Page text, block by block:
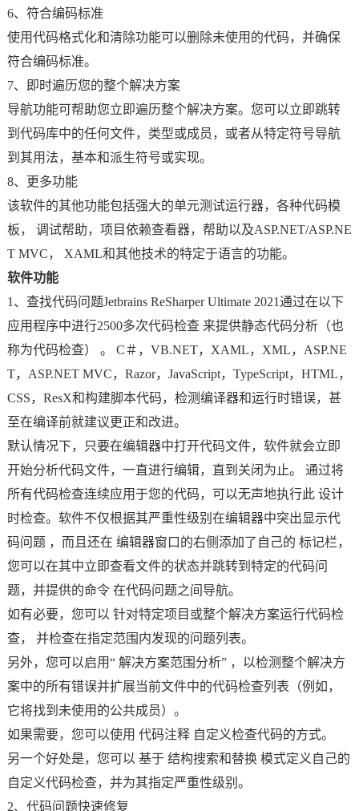
6、符合编码标准
使用代码格式化和清除功能可以删除未使用的代码，并确保
符合编码标准。
7、即时遍历您的整个解决方案
导航功能可帮助您立即遍历整个解决方案。您可以立即跳转
到代码库中的任何文件，类型或成员，或者从特定符号导航
到其用法，基本和派生符号或实现。
8、更多功能
该软件的其他功能包括强大的单元测试运行器，各种代码模
板， 调试帮助，项目依赖查看器，帮助以及ASP.NET/ASP.NE
T MVC， XAML和其他技术的特定于语言的功能。
软件功能
1、查找代码问题Jetbrains ReSharper Ultimate 2021通过在以下
应用程序中进行2500多次代码检查 来提供静态代码分析（也
称为代码检查） 。 C＃，VB.NET，XAML，XML，ASP.NE
T，ASP.NET MVC，Razor，JavaScript，TypeScript，HTML，
CSS，ResX和构建脚本代码，检测编译器和运行时错误，甚
至在编译前就建议更正和改进。
默认情况下，只要在编辑器中打开代码文件，软件就会立即
开始分析代码文件，一直进行编辑，直到关闭为止。 通过将
所有代码检查连续应用于您的代码，可以无声地执行此 设计
时检查。软件不仅根据其严重性级别在编辑器中突出显示代
码问题 ，而且还在 编辑器窗口的右侧添加了自己的 标记栏，
您可以在其中立即查看文件的状态并跳转到特定的代码问
题，并提供的命令 在代码问题之间导航。
如有必要，您可以 针对特定项目或整个解决方案运行代码检
查， 并检查在指定范围内发现的问题列表。
另外，您可以启用“ 解决方案范围分析” ，以检测整个解决方
案中的所有错误并扩展当前文件中的代码检查列表（例如，
它将找到未使用的公共成员）。
如果需要，您可以使用 代码注释 自定义检查代码的方式。
另一个好处是，您可以 基于 结构搜索和替换 模式定义自己的
自定义代码检查，并为其指定严重性级别。
2、代码问题快速修复